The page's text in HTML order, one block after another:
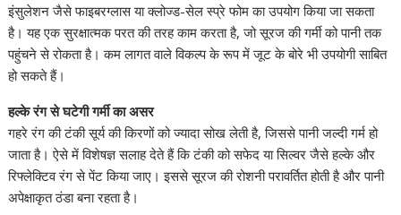
इंसुलेशन जैसे फाइबरग्लास या क्लोज्ड-सेल स्प्रे फोम का उपयोग किया जा सकता
है। यह एक सुरक्षात्मक परत की तरह काम करता है, जो सूरज की गर्मी को पानी तक
पहुंचने से रोकता है। कम लागत वाले विकल्प के रूप में जूट के बोरे भी उपयोगी साबित
हो सकते हैं।
हल्के रंग से घटेगी गर्मी का असर
गहरे रंग की टंकी सूर्य की किरणों को ज्यादा सोख लेती है, जिससे पानी जल्दी गर्म हो
जाता है। ऐसे में विशेषज्ञ सलाह देते हैं कि टंकी को सफेद या सिल्वर जैसे हल्के और
रिफ्लेक्टिव रंग से पेंट किया जाए। इससे सूरज की रोशनी परावर्तित होती है और पानी
अपेक्षाकृत ठंडा बना रहता है।